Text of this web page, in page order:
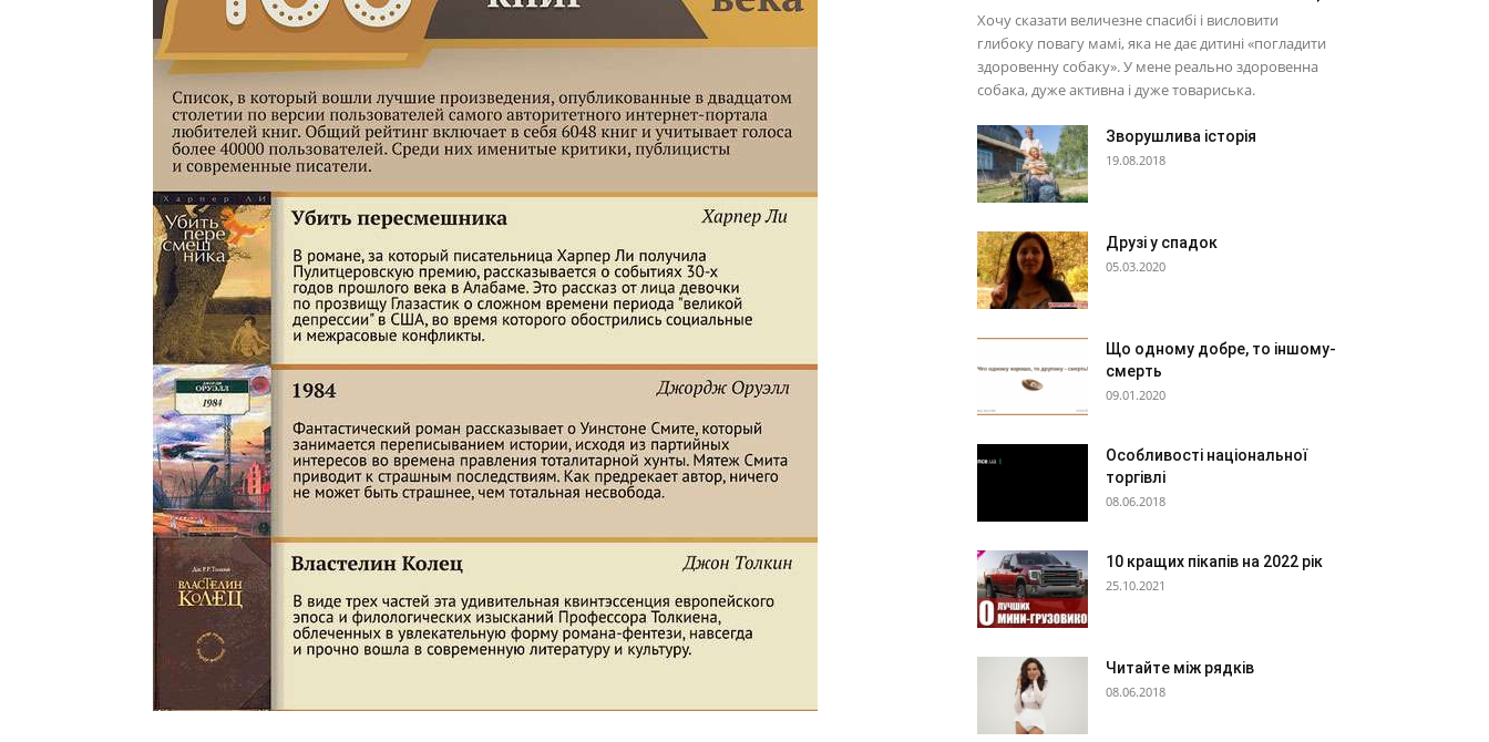
Хочу сказати величезне спасибі і висловити
глибоку повагу мамі, яка не дає дитині «погладити
здоровенну собаку». У мене реально здоровенна
собака, дуже активна і дуже товариська.
Зворушлива історія
19.08.2018
Друзі у спадок
05.03.2020
Що одному добре, то іншому-
смерть
09.01.2020
Особливості національної
торгівлі
08.06.2018
10 кращих пікапів на 2022 рік
25.10.2021
Читайте між рядків
08.06.2018